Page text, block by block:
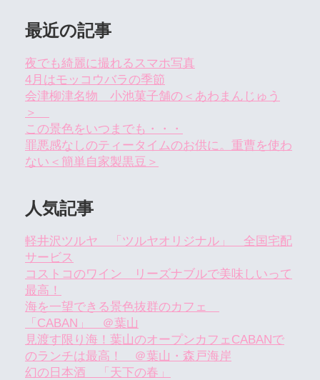
最近の記事
夜でも綺麗に撮れるスマホ写真
4月はモッコウバラの季節
会津柳津名物 小池菓子舗の＜あわまんじゅう
＞
この景色をいつまでも・・・
罪悪感なしのティータイムのお供に。重曹を使わ
ない＜簡単自家製黒豆＞
人気記事
軽井沢ツルヤ 「ツルヤオリジナル」 全国宅配
サービス
コストコのワイン リーズナブルで美味しいって
最高！
海を一望できる景色抜群のカフェ
「CABAN」 ＠葉山
見渡す限り海！葉山のオープンカフェCABANで
のランチは最高！ ＠葉山・森戸海岸
幻の日本酒 「天下の春」